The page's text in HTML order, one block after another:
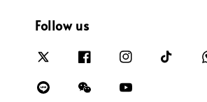
Follow us